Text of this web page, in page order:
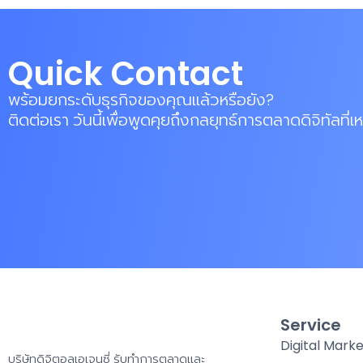
Quick Contact
พร้อมยกระดับธุรกิจของคุณแล้วหรือยัง?
ติดต่อเรา วันนี้เพื่อพูดคุยถึงกลยุทธ์การตลาดดิจิทัลที่เ
บริษัทดิจิตอลเอเจนซี่ รับทำการตลาดและ
Service
Digital